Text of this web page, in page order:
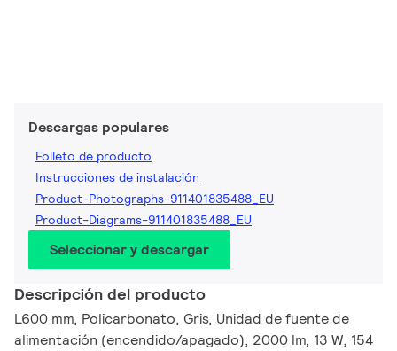
Descargas populares
Folleto de producto
Instrucciones de instalación
Product-Photographs-911401835488_EU
Product-Diagrams-911401835488_EU
Seleccionar y descargar
Descripción del producto
L600 mm, Policarbonato, Gris, Unidad de fuente de
alimentación (encendido/apagado), 2000 lm, 13 W, 154